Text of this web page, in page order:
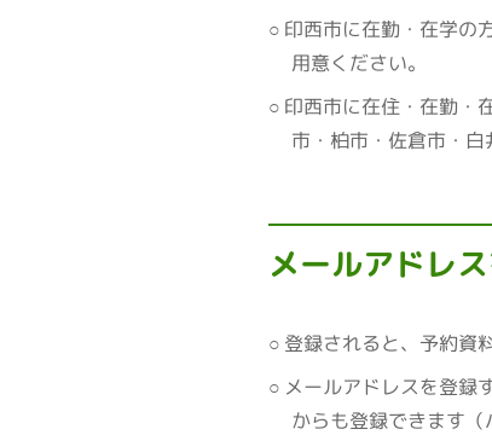
印西市に在勤・在学の
用意ください。
印西市に在住・在勤・
市・柏市・佐倉市・白
メールアドレ
登録されると、予約資
メールアドレスを登録
からも登録できます